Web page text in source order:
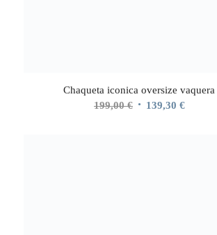
Chaqueta iconica oversize vaquera
199,00€ El 139,30 €El